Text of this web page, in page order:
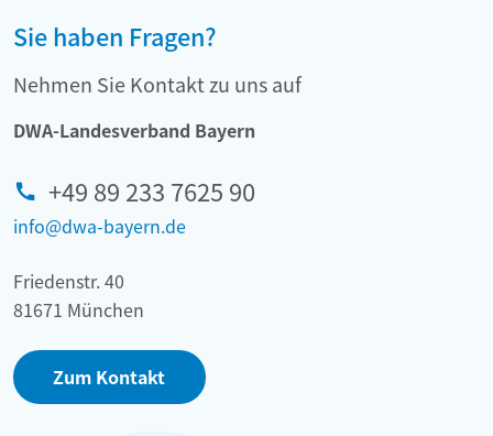
Sie haben Fragen?
Nehmen Sie Kontakt zu uns auf
DWA-Landesverband Bayern
+49 89 233 7625 90
info@dwa-bayern.de
Friedenstr. 40
81671 München
Zum Kontakt